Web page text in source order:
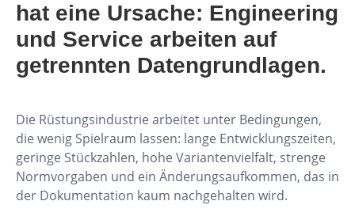
hat eine Ursache: Engineering
und Service arbeiten auf
getrennten Datengrundlagen.
Die Rüstungsindustrie arbeitet unter Bedingungen,
die wenig Spielraum lassen: lange Entwicklungszeiten,
geringe Stückzahlen, hohe Variantenvielfalt, strenge
Normvorgaben und ein Änderungsaufkommen, das in
der Dokumentation kaum nachgehalten wird.